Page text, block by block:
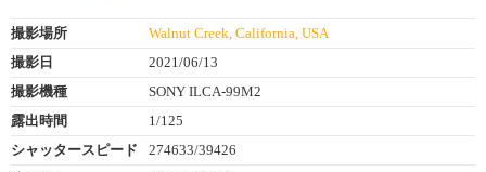
撮影場所
Walnut Creek, California, USA
撮影日
2021/06/13
撮影機種
SONY ILCA-99M2
露出時間
1/125
シャッタースピード
274633/39426